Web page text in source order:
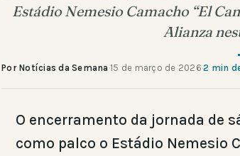
Estádio Nemesio Camacho “El
Alianza
Por Notícias da Semana ·15 de março de 2026·2 min
O encerramento da jornada de
como palco o Estádio Nemesio